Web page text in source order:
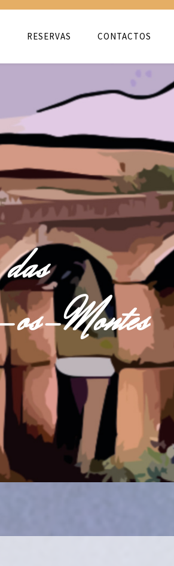
RESERVAS CONTACTOS
os-Montes